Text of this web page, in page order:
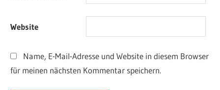
Website
Name, E-Mail-Adresse und Website in diesem Browser
für meinen nächsten Kommentar speichern.